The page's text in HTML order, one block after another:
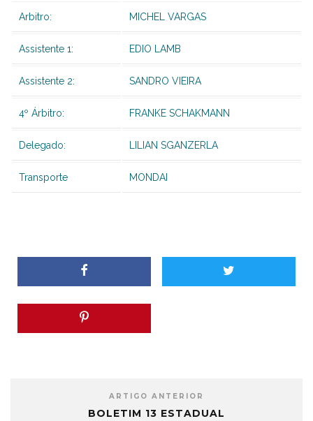
Arbitro: MICHEL VARGAS
Assistente 1: EDIO LAMB
Assistente 2: SANDRO VIEIRA
4º Árbitro: FRANKE SCHAKMANN
Delegado: LILIAN SGANZERLA
Transporte MONDAI
ARTIGO ANTERIOR
BOLETIM 13 ESTADUAL